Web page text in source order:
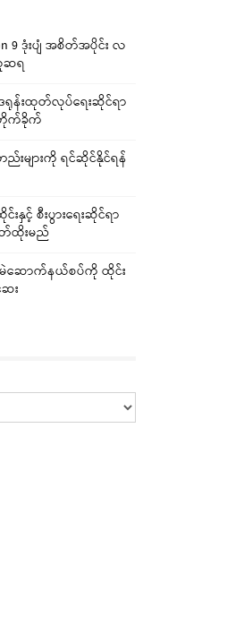
9 ဒုံးပျံ အစိတ်အပိုင်း လ
ဆရ
ရုန်းထုတ်လုပ်ရေးဆိုင်ရာ
တိုက်ခိုက်
းများကို ရင်ဆိုင်နိုင်ရန်
းနှင့် စီးပွားရေးဆိုင်ရာ
ထိုးမည်
မဲဆောက်နယ်စပ်ကို ထိုင်း
း